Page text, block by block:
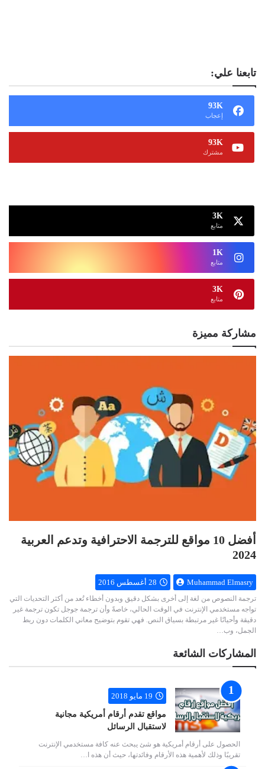
تابعنا علي:
93K
إعجاب
93K
مشترك
3K
متابع
1K
متابع
3K
متابع
مشاركة مميزة
أفضل 10 مواقع للترجمة الاحترافية وتدعم العربية
2024
Muhammad Elmasry 28 أغسطس 2016
ترجمة النصوص من لغة إلى أخرى بشكل دقيق وبدون أخطاء تُعد من أكثر التحديات التي
تواجه مستخدمي الإنترنت في الوقت الحالي، خاصةً وأن ترجمة جوجل تكون ترجمة غير
دقيقة وأحيانًا غير مرتبطة بسياق النص. فهي تقوم بتوضيح معاني الكلمات دون ربط
الجمل، وب…
المشاركات الشائعة
19 مايو 2018
مواقع تقدم أرقام أمريكية مجانية
لاستقبال الرسائل
الحصول على أرقام أمريكية هو شئ يبحث عنه كافة مستخدمي الإنترنت
تقريبًا وذلك لأهمية هذه الأرقام وفائدتها، حيث أن هذه ا…